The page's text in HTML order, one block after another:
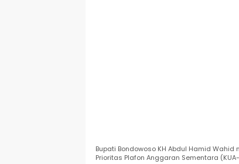
Bupati Bondowoso KH Abdul Hamid
Prioritas Plafon Anggaran Sementara